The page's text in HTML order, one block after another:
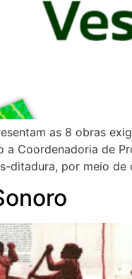
as 8 obras
a Coordenadoria de
ditadura, por meio